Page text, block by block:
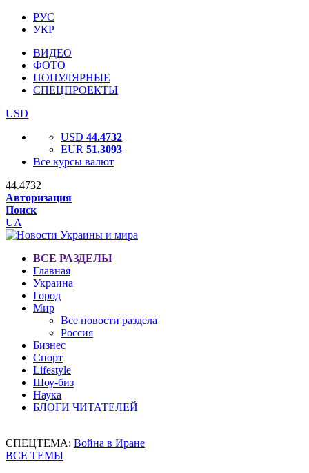
РУС
УКР
ВИДЕО
ФОТО
ПОПУЛЯРНЫЕ
СПЕЦПРОЕКТЫ
USD
USD 44.4732
EUR 51.3093
Все курсы валют
44.4732
Авторизация
Поиск
UA
ВСЕ РАЗДЕЛЫ
Главная
Украина
Город
Мир
Все новости раздела
Россия
Бизнес
Спорт
Lifestyle
Шоу-биз
Наука
БЛОГИ ЧИТАТЕЛЕЙ
СПЕЦТЕМА: Война в Иране
ВСЕ ТЕМЫ